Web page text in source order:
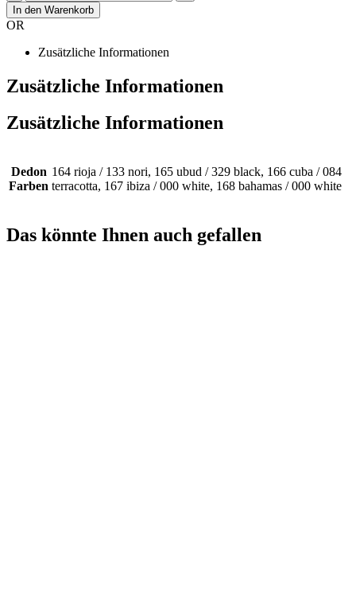
In den Warenkorb
OR
Zusätzliche Informationen
Zusätzliche Informationen
Zusätzliche Informationen
Dedon
Farben
164 rioja / 133 nori, 165 ubud / 329 black, 166 cuba / 084
terracotta, 167 ibiza / 000 white, 168 bahamas / 000 white
Das könnte Ihnen auch gefallen